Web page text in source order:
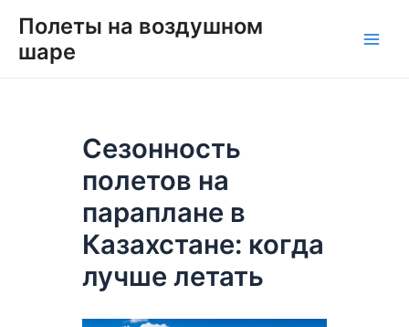
содержимому
Полеты на воздушном
шаре
Сезонность
полетов на
параплане в
Казахстане: когда
лучше летать
по
записям